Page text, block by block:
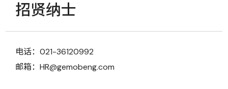
招贤纳士
电话：021-36120992
邮箱：HR@gemobeng.com